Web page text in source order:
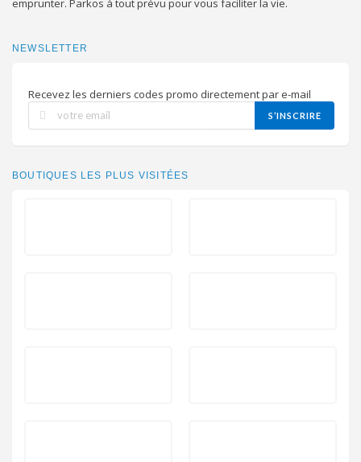
emprunter. Parkos à tout prévu pour vous faciliter la vie.
NEWSLETTER
Recevez les derniers codes promo directement par e-mail
S’INSCRIRE
BOUTIQUES LES PLUS VISITÉES